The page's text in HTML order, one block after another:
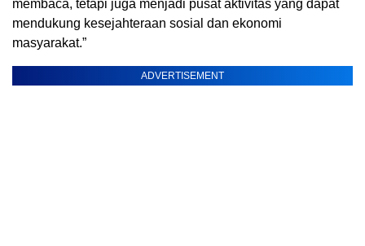
membaca, tetapi juga menjadi pusat aktivitas yang dapat
mendukung kesejahteraan sosial dan ekonomi
masyarakat.”
ADVERTISEMENT